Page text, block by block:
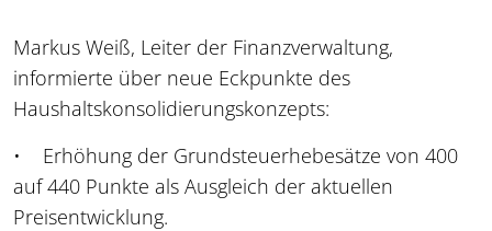
Markus Weiß, Leiter der Finanzverwaltung,
informierte über neue Eckpunkte des
Haushaltskonsolidierungskonzepts:
• Erhöhung der Grundsteuerhebesätze von 400
auf 440 Punkte als Ausgleich der aktuellen
Preisentwicklung.